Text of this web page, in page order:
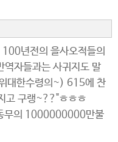
년전의 을사오적들의
자들과는 사귀지도 말
대한수령의~) 615에 찬
고 구랭~??"ㅎㅎㅎ
무의 1000000000만불